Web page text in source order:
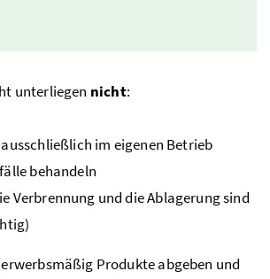
unterliegen nicht:
im eigenen Betrieb
behandeln
Verbrennung und die Ablagerung sind
Produkte abgeben und